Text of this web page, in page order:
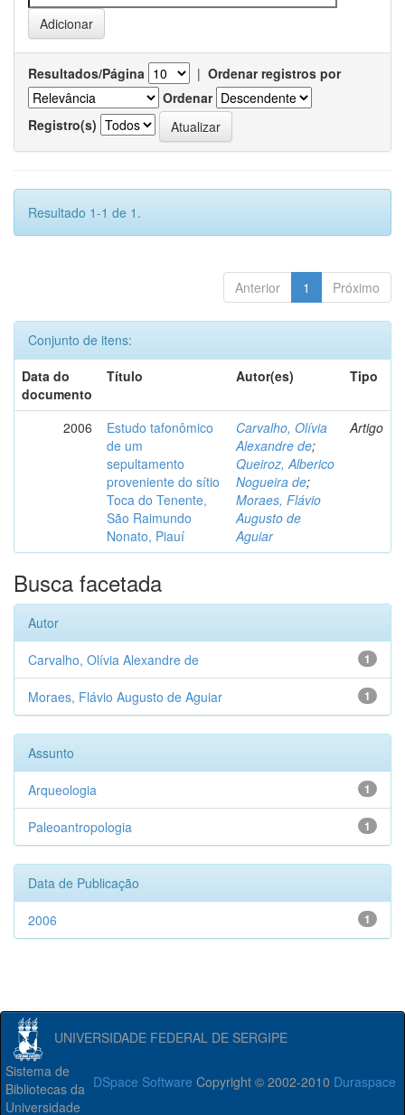
Resultados/Página | Ordenar registros por
Ordenar
Registro(s)
Resultado 1-1 de 1.
Anterior 1 Próximo
Conjunto de itens:
Data do
documento
Título Autor(es) Tipo
2006
Estudo tafonômico
de um
sepultamento
proveniente do sítio
Toca do Tenente,
São Raimundo
Nonato, Piauí
Carvalho, Olívia
Alexandre de;
Queiroz, Alberico
Nogueira de;
Moraes, Flávio
Augusto de
Aguiar
Artigo
Busca facetada
Autor
1
Carvalho, Olívia Alexandre de
1
Moraes, Flávio Augusto de Aguiar
Assunto
1
Arqueologia
1
Paleoantropologia
Data de Publicação
1
2006
UNIVERSIDADE FEDERAL DE SERGIPE
DSpace Software Copyright © 2002-2010 Duraspace
Sistema de
Bibliotecas da
Universidade